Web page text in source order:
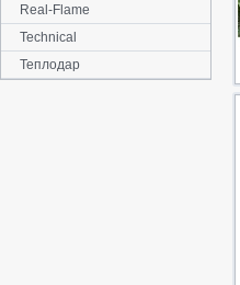
Real-Flame
Technical
Теплодар